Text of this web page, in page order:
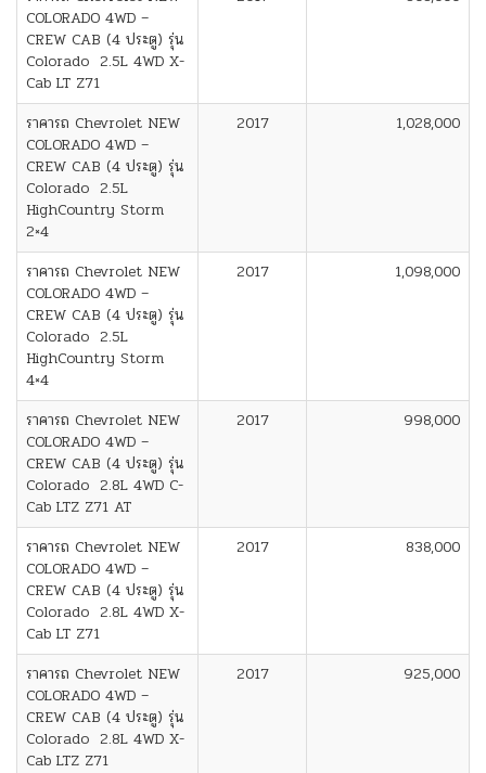
COLORADO 4WD –
CREW CAB (4 ประตู) รุ่น
Colorado 2.5L 4WD X-
Cab LT Z71
ราคารถ Chevrolet NEW
COLORADO 4WD –
CREW CAB (4 ประตู) รุ่น
Colorado 2.5L
HighCountry Storm
2×4
2017 1,028,000
ราคารถ Chevrolet NEW
COLORADO 4WD –
CREW CAB (4 ประตู) รุ่น
Colorado 2.5L
HighCountry Storm
4×4
2017 1,098,000
ราคารถ Chevrolet NEW
COLORADO 4WD –
CREW CAB (4 ประตู) รุ่น
Colorado 2.8L 4WD C-
Cab LTZ Z71 AT
2017 998,000
ราคารถ Chevrolet NEW
COLORADO 4WD –
CREW CAB (4 ประตู) รุ่น
Colorado 2.8L 4WD X-
Cab LT Z71
2017 838,000
ราคารถ Chevrolet NEW
COLORADO 4WD –
CREW CAB (4 ประตู) รุ่น
Colorado 2.8L 4WD X-
Cab LTZ Z71
2017 925,000